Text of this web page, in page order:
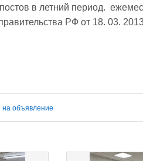
в летний период.
РФ от 18. 03.
на объявление